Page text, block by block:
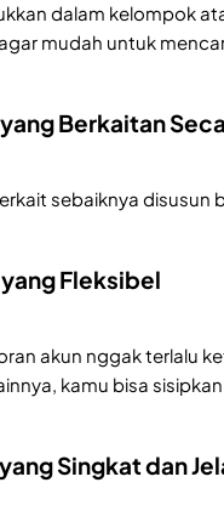
dalam kelompok
mudah untuk
Berkaitan
sebaiknya
Fleksibel
akun nggak terlalu
kamu bisa
Singkat dan